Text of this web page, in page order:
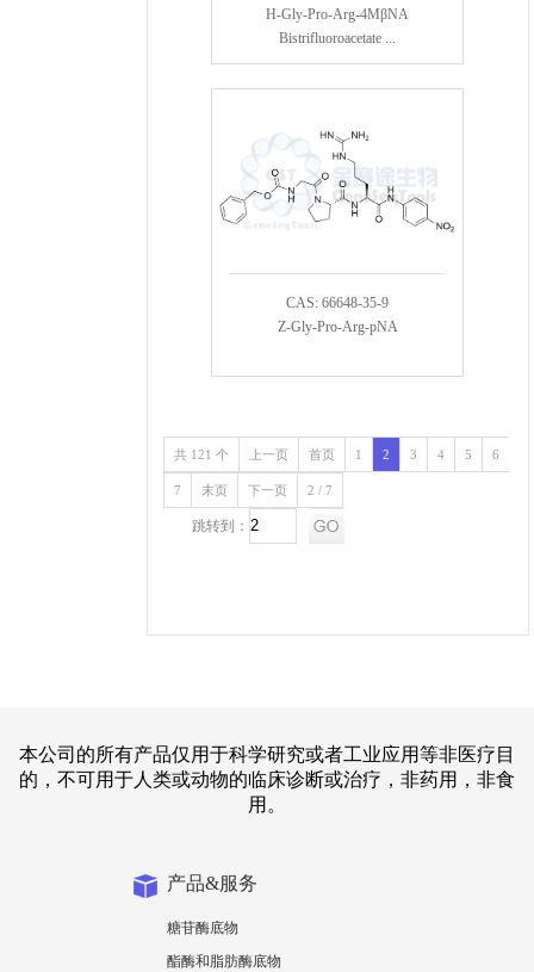
H-Gly-Pro-Arg-4MβNA
Bistrifluoroacetate ...
CAS: 66648-35-9
Z-Gly-Pro-Arg-pNA
共 121 个 上一页 首页 1 2 3 4 5 6
7 末页 下一页 2 / 7
跳转到：
本公司的所有产品仅用于科学研究或者工业应用等非医疗目
的，不可用于人类或动物的临床诊断或治疗，非药用，非食
用。
产品&服务
糖苷酶底物
酯酶和脂肪酶底物